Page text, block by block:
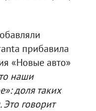
прибавила
«Новые авто»
наши
доля таких
говорит